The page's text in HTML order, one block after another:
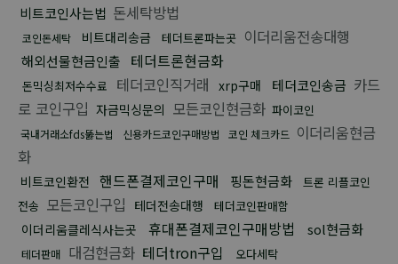
비트코인사는법 돈세탁방법
코인돈세탁 비트대리송금 테더트론파는곳 이더리움전송대행
해외선물현금인출 테더트론현금화
돈믹싱최저수수료 테더코인직거래 xrp구매 테더코인송금 카드
로 코인구입 자금믹싱문의 모든코인현금화 파이코인
국내거래소fds뚫는법 신용카드코인구매방법 코인 체크카드 이더리움현금
화
비트코인환전 핸드폰결제코인구매 핑돈현금화
트론 리플코인
전송 모든코인구입 테더전송대행 테더코인판매함
이더리움클레식사는곳 휴대폰결제코인구매방법 sol현금화
테더판매 대검현금화 테더tron구입 오다세탁